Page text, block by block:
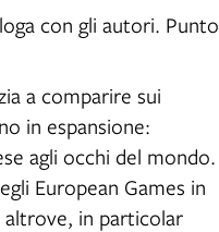
con gli autori. Punto
a comparire sui
in espansione:
agli occhi del mondo.
European Games in
altrove, in particolar